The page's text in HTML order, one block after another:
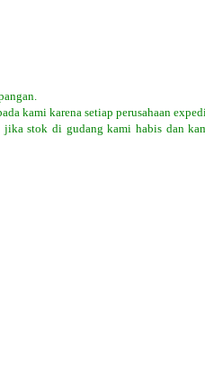
kami karena setiap perusahaan
stok di gudang kami habis dan